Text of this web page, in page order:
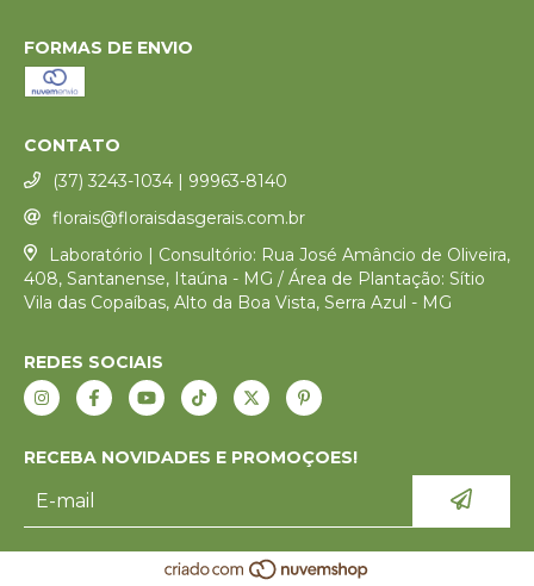
FORMAS DE ENVIO
CONTATO
(37) 3243-1034 | 99963-8140
florais@floraisdasgerais.com.br
Laboratório | Consultório: Rua José Amâncio de Oliveira,
408, Santanense, Itaúna - MG / Área de Plantação: Sítio
Vila das Copaíbas, Alto da Boa Vista, Serra Azul - MG
REDES SOCIAIS
RECEBA NOVIDADES E PROMOÇOES!